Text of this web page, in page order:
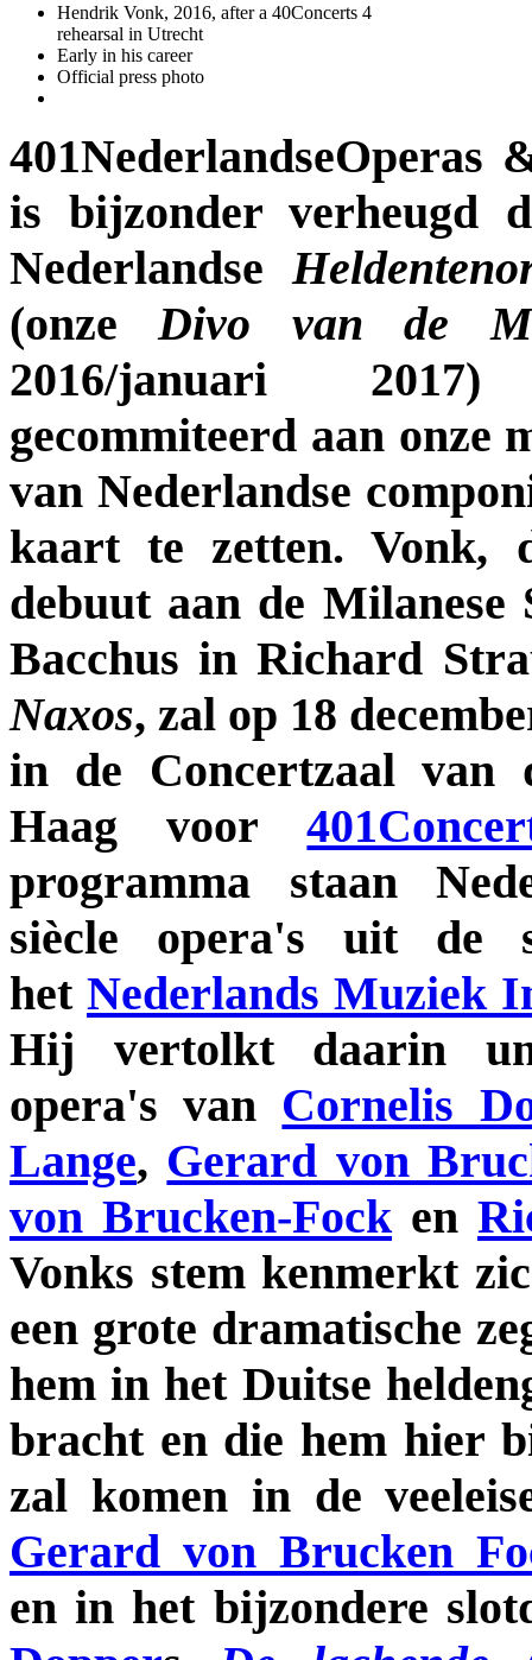
Hendrik Vonk, 2016, after a 40Concerts 4
rehearsal in Utrecht
Early in his career
Official press photo
401NederlandseOperas
is bijzonder verheugd
Nederlandse
(onzeDivo van de
2016/januari
gecommiteerd aan onze
van Nederlandse
kaart te zetten. Vonk,
debuut aan de Milanese
Bacchus in Richard
Naxos, zal op 18
in de Concertzaal van
Haag voor
programma staan
siècle opera's uit de
het Nederlands Muziek
Hij vertolkt daarin
opera's van Cornelis
Lange, Gerard von
von Brucken-Fock en
Vonks stem kenmerkt
een grote dramatische
hem in het Duitse
bracht en die hem hier
zal komen in de
Gerard von Brucken
en in het bijzondere